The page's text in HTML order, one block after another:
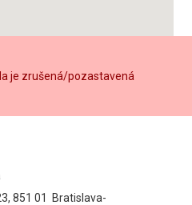
je zrušená/pozastavená
851 01 Bratislava-